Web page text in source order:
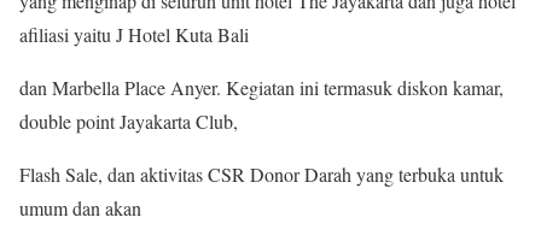
afiliasi yaitu J Hotel Kuta Bali
dan Marbella Place Anyer. Kegiatan ini termasuk diskon kamar,
double point Jayakarta Club,
Flash Sale, dan aktivitas CSR Donor Darah yang terbuka untuk
umum dan akan